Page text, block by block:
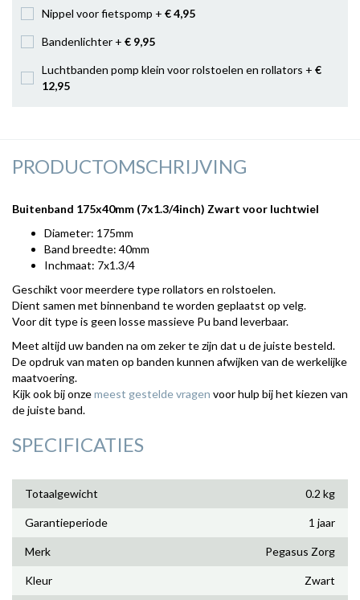
Nippel voor fietspomp + € 4,95
Bandenlichter + € 9,95
Luchtbanden pomp klein voor rolstoelen en rollators + €
12,95
PRODUCTOMSCHRIJVING
Buitenband 175x40mm (7x1.3/4inch) Zwart voor luchtwiel
Diameter: 175mm
Band breedte: 40mm
Inchmaat: 7x1.3/4
Geschikt voor meerdere type rollators en rolstoelen.
Dient samen met binnenband te worden geplaatst op velg.
Voor dit type is geen losse massieve Pu band leverbaar.
Meet altijd uw banden na om zeker te zijn dat u de juiste besteld.
De opdruk van maten op banden kunnen afwijken van de werkelijke
maatvoering.
Kijk ook bij onzemeest gestelde vragen voor hulp bij het kiezen van
de juiste band.
SPECIFICATIES
Totaalgewicht 0.2 kg
Garantieperiode 1 jaar
Merk Pegasus Zorg
Kleur Zwart